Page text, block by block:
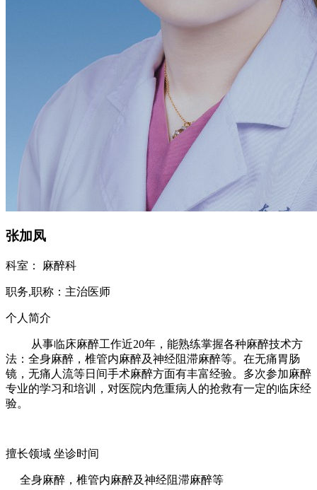
张加凤
科室： 麻醉科
职务,职称： 主治医师
个人简介
从事临床麻醉工作近20年，能熟练掌握各种麻醉技术方
法：全身麻醉，椎管内麻醉及神经阻滞麻醉等。在无痛胃肠
镜，无痛人流等日间手术麻醉方面有丰富经验。多次参加麻醉
专业的学习和培训，对医院内危重病人的抢救有一定的临床经
验。
擅长领域 坐诊时间
全身麻醉，椎管内麻醉及神经阻滞麻醉等